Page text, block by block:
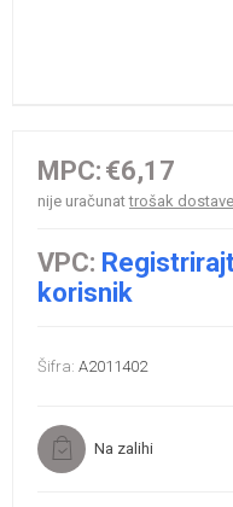
MPC: €6,17
nije uračunattrošak dostave
VPC:
korisnik
Šifra: A2011402
Na zalihi